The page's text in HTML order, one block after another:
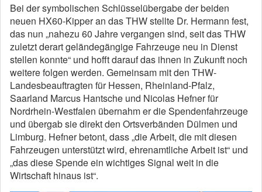
Bei der symbolischen Schlüsselübergabe der beiden
neuen HX60-Kipper an das THW stellte Dr. Hermann fest,
das nun „nahezu 60 Jahre vergangen sind, seit das THW
zuletzt derart geländegängige Fahrzeuge neu in Dienst
stellen konnte“ und hofft darauf das ihnen in Zukunft noch
weitere folgen werden. Gemeinsam mit den THW-
Landesbeauftragten für Hessen, Rheinland-Pfalz,
Saarland Marcus Hantsche und Nicolas Hefner für
Nordrhein-Westfalen übernahm er die Spendenfahrzeuge
und übergab sie direkt den Ortsverbänden Dülmen und
Limburg. Hefner betont, dass „die Arbeit, die mit diesen
Fahrzeugen unterstützt wird, ehrenamtliche Arbeit ist“ und
„das diese Spende ein wichtiges Signal weit in die
Wirtschaft hinaus ist“.